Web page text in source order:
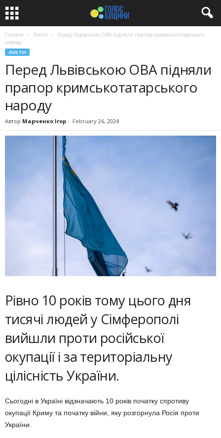
Головна Листи
Перед Львівською ОВА підняли прапор кримськотатарського
народу
ЛИСТИ
Перед Львівською ОВА підняли
прапор кримськотатарського
народу
Автор Марченко Ігор - February 26, 2024
Рівно 10 років тому цього дня
тисячі людей у Сімферополі
вийшли проти poсійської
oкупацiї і за територіальну
цілісність України.
Сьогодні в Україні відзначають 10 років початку спротиву
окупації Криму та початку війни, яку розгорнула Росія проти
України.